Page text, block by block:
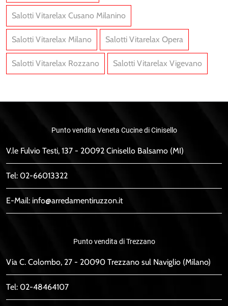
Salotti Vitarelax Cusano Milanino
Salotti Vitarelax Milano Salotti Vitarelax Opera
Salotti Vitarelax Rozzano Salotti Vitarelax Vigevano
Punto vendita Veneta Cucine di Cinisello
V.le Fulvio Testi, 137 - 20092 Cinisello Balsamo (MI)
Tel: 02-66013322
E-Mail: info@arredamentiruzzon.it
Punto vendita di Trezzano
Via C. Colombo, 27 - 20090 Trezzano sul Naviglio (Milano)
Tel: 02-48464107